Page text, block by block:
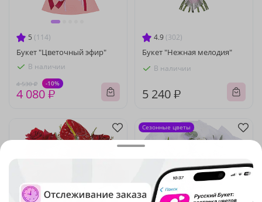
5 (114)
Букет "Цветочный эфир"
В наличии
4 530 ₽ -10%
4 080 ₽
4.9 (302)
Букет "Нежная мелодия"
В наличии
5 240 ₽
Сезонные цветы